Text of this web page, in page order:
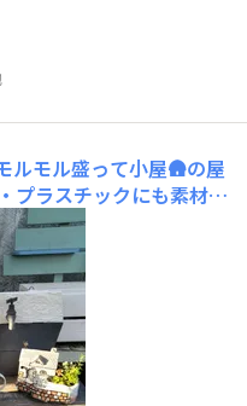
ルモル盛って小屋🛖の屋
プラスチックにも素材選
後は色塗りしたらもっと
ルモルまだまだいろんな